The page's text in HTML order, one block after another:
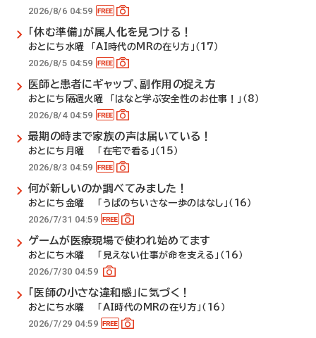
2026/8/6 04:59
「休む準備」が属人化を見つける！
おとにち水曜 「AI時代のMRの在り方」（17）
2026/8/5 04:59
医師と患者にギャップ、副作用の捉え方
おとにち隔週火曜 「はなと学ぶ安全性のお仕事！」（8）
2026/8/4 04:59
最期の時まで家族の声は届いている！
おとにち月曜 「在宅で看る」（15）
2026/8/3 04:59
何が新しいのか調べてみました！
おとにち金曜 「うぱのちいさな一歩のはなし」（16）
2026/7/31 04:59
ゲームが医療現場で使われ始めてます
おとにち木曜 「見えない仕事が命を支える」（16）
2026/7/30 04:59
「医師の小さな違和感」に気づく！
おとにち水曜 「AI時代のMRの在り方」（16）
2026/7/29 04:59